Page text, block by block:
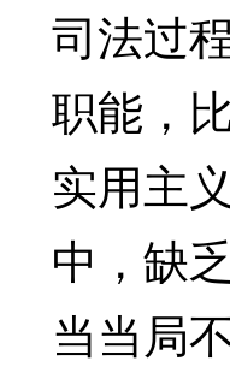
司法过
职能，
实用主
中，缺
当当局